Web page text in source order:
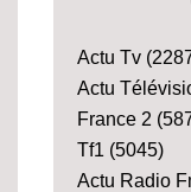
Actu Tv
Actu
France 2
Tf1 (5045)
Actu Radio